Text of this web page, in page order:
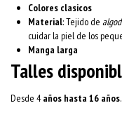
Colores clasicos
Material: Tejido de
cuidar la piel de los
Manga larga
Talles
Desde 4años hasta 16 años.